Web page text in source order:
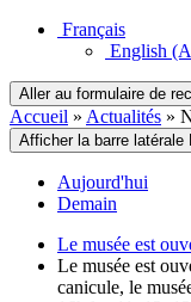
Français
English
Aller au formulaire de
Accueil » Actualités »
Afficher la barre latérale
Aujourd'hui
Demain
Le musée est
Le musée est
canicule, le